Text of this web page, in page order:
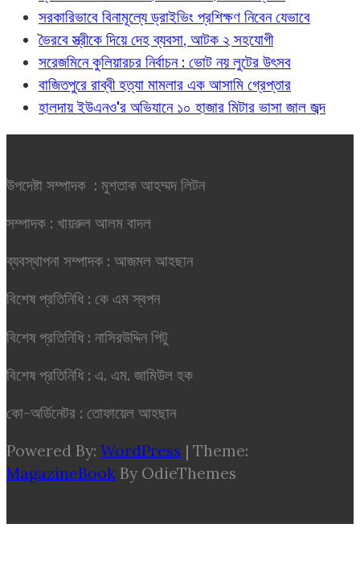
সরকারিভাবে বিনামূল্যে ড্রাইভিং প্রশিক্ষণ নিবেন যেভাবে
ভৈরবে স্ত্রীকে দিয়ে দেহ ব্যবসা, আটক ২ সহযোগী
সরেজমিনে কুলিয়ারচর নির্বাচন : ভোট নয় লুটের উৎসব
বাজিতপুরে রাব্বী হত্যা মামলার এক আসামি গ্রেপ্তার
হালদায় ইউএনও'র অভিযানে ১০ হাজার মিটার ভাসা জাল জব্দ
উপদেষ্টা সম্পাদক : মুশতাক আহম্মদ লিটন
সম্পাদক : খায়রুল আলম বাদল
ব্যবস্থাপনা সম্পাদক : আজমল আহছান
বিশেষ প্রতিনিধি : কে এম স্বপন
বিশেষ প্রতিনিধি : নাসিরউদ্দিন পিটু
বিশেষ প্রতিনিধি : এ. এম. জামিউল হক
কো-অর্ডিনেটর : তোফায়েল আহছান
Powered By: WordPress | Theme:
MagazineBook By OdieThemes